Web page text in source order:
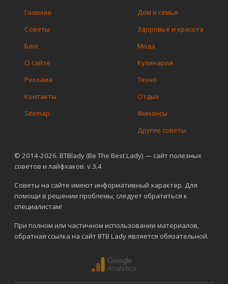
© 2014-2026. BTBlady (Be The Best Lady) — сайт полезных
советов и лайфхаков. v.3.4
Советы на сайте имеют информативный характер. Для
помощи в решении проблемы, следует обратиться к
специалистам!
При полном или частичном использовании материалов,
обратная ссылка на сайт BTB Lady является обязательной.
Главная
Советы
Блог
О сайте
Реклама
Контакты
Sitemap
Дом и семья
Здоровье и красота
Мода
Кулинария
Техно
Отдых
Финансы
Другие советы